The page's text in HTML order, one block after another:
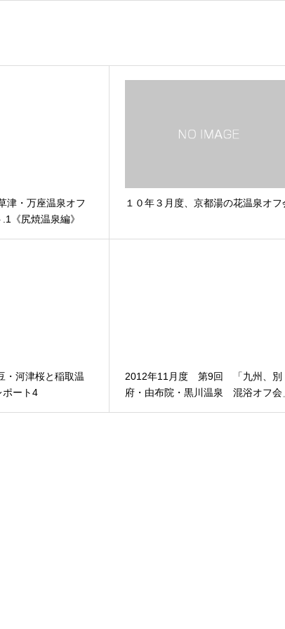
津・万座温泉オフ
《尻焼温泉編》
１０年３月度、京都湯の花温泉オフ
・河津桜と稲取温
ポート4
2012年11月度 第9回 「九州、別
府・由布院・黒川温泉 混浴オフ会